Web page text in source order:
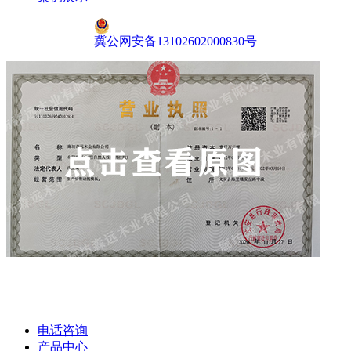
冀公网安备13102602000830号
电话咨询
产品中心